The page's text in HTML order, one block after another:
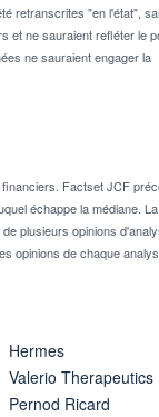
retranscrites "en l'état",
et ne sauraient refléter le
ne sauraient engager la
Factset JCF
échappe la médiane.
plusieurs opinions
de chaque
Hermes
Valerio Therapeutics
Pernod Ricard